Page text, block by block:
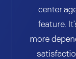
center
feature.
more